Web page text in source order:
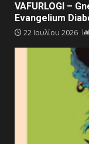
VAFURLOGI –
Evangelium
22 Ιουλίου 2026